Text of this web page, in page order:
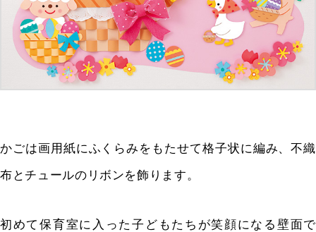
かごは画用紙にふくらみをもたせて格子状に編み、不織
布とチュールのリボンを飾ります。
初めて保育室に入った子どもたちが笑顔になる壁面で